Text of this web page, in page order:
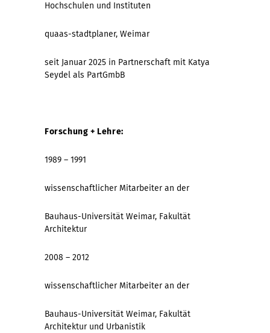
Hochschulen und Instituten
quaas-stadtplaner, Weimar
seit Januar 2025 in Partnerschaft mit Katya
Seydel als PartGmbB
Forschung + Lehre:
1989 – 1991
wissenschaftlicher Mitarbeiter an der
Bauhaus-Universität Weimar, Fakultät
Architektur
2008 – 2012
wissenschaftlicher Mitarbeiter an der
Bauhaus-Universität Weimar, Fakultät
Architektur und Urbanistik